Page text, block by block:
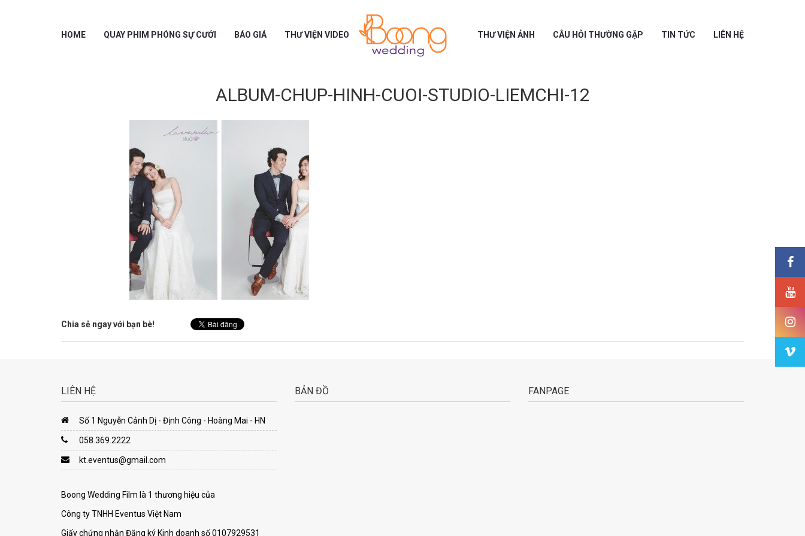
HOME QUAY PHIM PHÓNG SỰ CƯỚI BÁO GIÁ THƯ VIỆN VIDEO THƯ VIỆN ẢNH CÂU HỎI THƯỜNG GẶP TIN TỨC LIÊN HỆ
ALBUM-CHUP-HINH-CUOI-STUDIO-LIEMCHI-12
Chia sẻ ngay với bạn bè!
LIÊN HỆ
Số 1 Nguyễn Cảnh Dị - Định Công - Hoàng Mai - HN
058.369.2222
kt.eventus@gmail.com
Boong Wedding Film là 1 thương hiệu của
Công ty TNHH Eventus Việt Nam
Giấy chứng nhận Đăng ký Kinh doanh số 0107929531
BẢN ĐỒ FANPAGE